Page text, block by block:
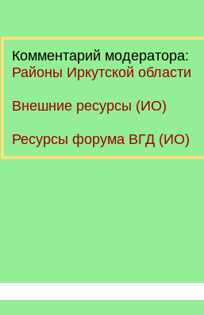
Комментарий модератора:
Районы Иркутской области
Внешние ресурсы (ИО)
Ресурсы форума ВГД (ИО)